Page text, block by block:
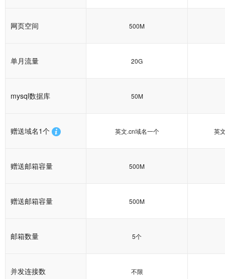
网页空间 500M
单月流量 20G
mysql数据库 50M
赠送域名1个 英文.cn域名一个 英
赠送邮箱容量 500M
赠送邮箱容量 500M
邮箱数量 5个
并发连接数 不限